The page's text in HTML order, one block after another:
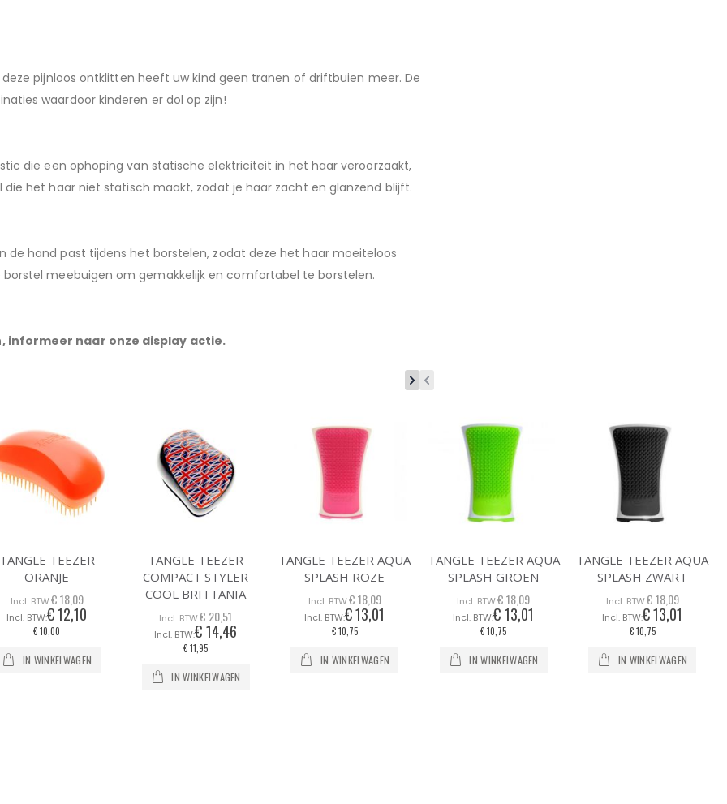
pijnloos ontklitten heeft uw kind geen tranen of driftbuien meer. De
waardoor kinderen er dol op zijn!
die een ophoping van statische elektriciteit in het haar veroorzaakt,
het haar niet statisch maakt, zodat je haar zacht en glanzend blijft.
hand past tijdens het borstelen, zodat deze het haar moeiteloos
meebuigen om gemakkelijk en comfortabel te borstelen.
informeer naar onze display actie.
TANGLE TEEZER
ORANJE
€ 18,09
Speciale
prijs
€ 12,10
€ 10,00
IN WINKELWAGEN
TANGLE TEEZER
COMPACT STYLER
COOL BRITTANIA
€ 20,51
Speciale
prijs
€ 14,46
€ 11,95
IN WINKELWAGEN
TANGLE TEEZER AQUA
SPLASH ROZE
€ 18,09
Speciale
prijs
€ 13,01
€ 10,75
IN WINKELWAGEN
TANGLE TEEZER AQUA
SPLASH GROEN
€ 18,09
Speciale
prijs
€ 13,01
€ 10,75
IN WINKELWAGEN
TANGLE TEEZER AQUA
SPLASH ZWART
€ 18,09
Speciale
prijs
€ 13,01
€ 10,75
IN WINKELWAGEN